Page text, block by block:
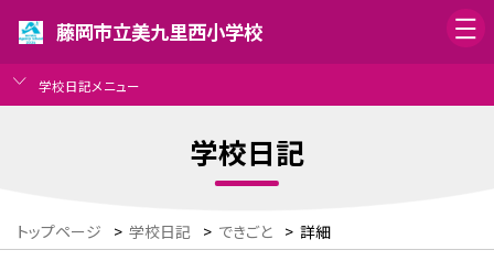
藤岡市立美九里西小学校
学校日記メニュー
学校日記
トップページ > 学校日記 > できごと > 詳細